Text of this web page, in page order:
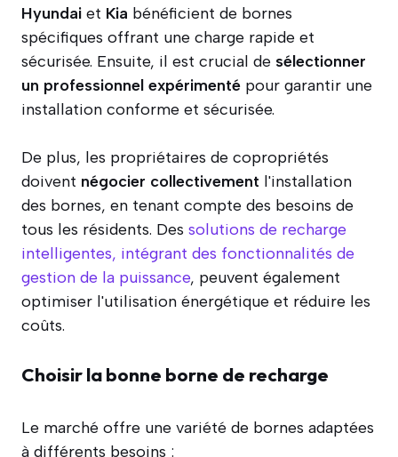
Hyundai et Kia bénéficient de bornes
spécifiques offrant une charge rapide et
sécurisée. Ensuite, il est crucial de sélectionner
un professionnel expérimenté pour garantir une
installation conforme et sécurisée.
De plus, les propriétaires de copropriétés
doivent négocier collectivement l'installation
des bornes, en tenant compte des besoins de
tous les résidents. Des solutions de recharge
intelligentes, intégrant des fonctionnalités de
gestion de la puissance, peuvent également
optimiser l'utilisation énergétique et réduire les
coûts.
Choisir la bonne borne de recharge
Le marché offre une variété de bornes adaptées
à différents besoins :